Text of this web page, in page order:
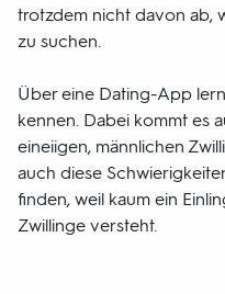
trotzdem nicht davon ab,
zu suchen.
Über eine Dating-App
kennen. Dabei kommt es
eineiigen, männlichen
auch diese
finden, weil kaum ein
Zwillinge versteht.